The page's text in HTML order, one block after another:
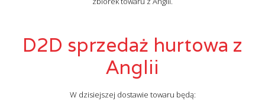
D2D sprzedaż hurtowa z
Anglii
W dzisiejszej dostawie towaru będą: